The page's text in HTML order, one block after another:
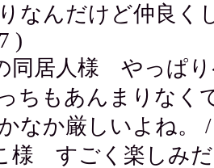
なんだけど仲良く
)
同居人様 やっぱ
ちもあんまりなく
なか厳しいよね。
様 すごく楽しみ